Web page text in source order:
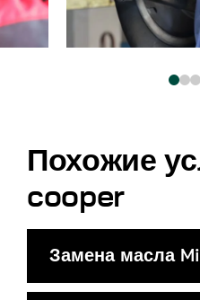
Похожие
cooper
Замена масла